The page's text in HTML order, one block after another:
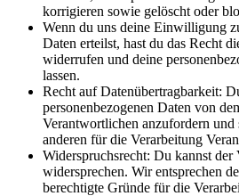
korrigieren sowie gelöscht oder
Wenn du uns deine Einwilligung
Daten erteilst, hast du das Recht
widerrufen und deine
lassen.
Recht auf Datenübertragbarkeit:
personenbezogenen Daten von
Verantwortlichen anzufordern und
anderen für die Verarbeitung
Widerspruchsrecht: Du kannst der
widersprechen. Wir entsprechen
berechtigte Gründe für die